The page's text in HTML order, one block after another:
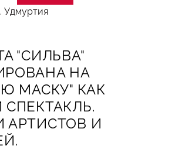
Удмуртия
"СИЛЬВА"
НА
МАСКУ" КАК
И